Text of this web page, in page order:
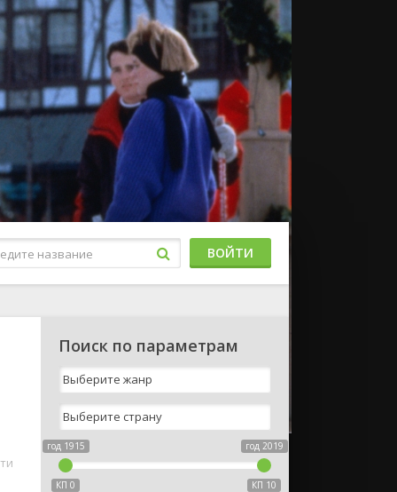
ВОЙТИ
Поиск по параметрам
год 1915 год 2019
КП 0 КП 10